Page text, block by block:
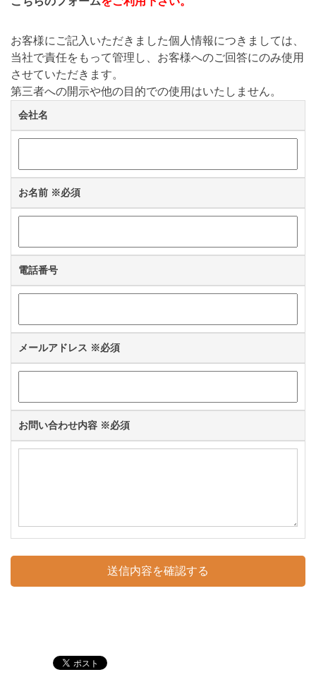
お客様にご記入いただきました個人情報につきましては、
当社で責任をもって管理し、お客様へのご回答にのみ使用
させていただきます。
第三者への開示や他の目的での使用はいたしません。
会社名
お名前 ※必須
電話番号
メールアドレス ※必須
お問い合わせ内容 ※必須